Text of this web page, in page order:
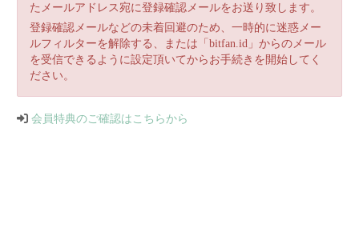
たメールアドレス宛に登録確認メールをお送り致します。
登録確認メールなどの未着回避のため、一時的に迷惑メー
ルフィルターを解除する、または「bitfan.id」からのメール
を受信できるように設定頂いてからお手続きを開始してく
ださい。
会員特典のご確認はこちらから